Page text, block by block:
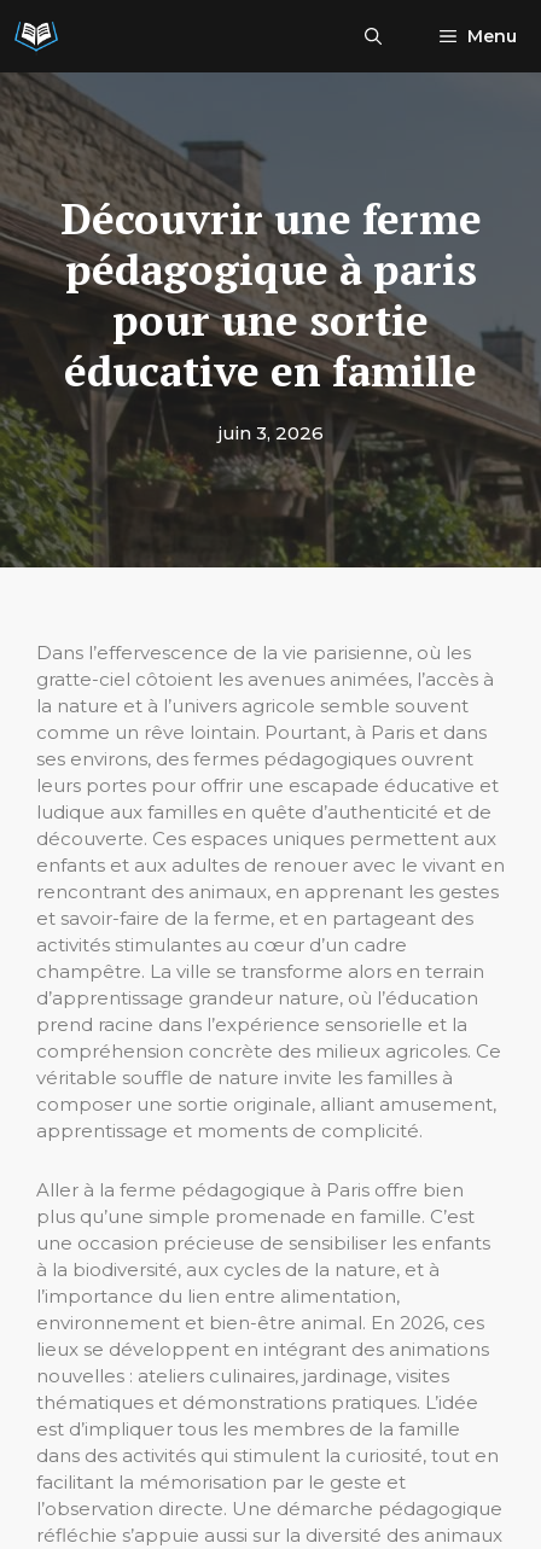
au
Menu
Découvrir une ferme
pédagogique à paris
pour une sortie
éducative en famille
juin 3, 2026
Dans l’effervescence de la vie parisienne, où les
gratte-ciel côtoient les avenues animées, l’accès à
la nature et à l’univers agricole semble souvent
comme un rêve lointain. Pourtant, à Paris et dans
ses environs, des fermes pédagogiques ouvrent
leurs portes pour offrir une escapade éducative et
ludique aux familles en quête d’authenticité et de
découverte. Ces espaces uniques permettent aux
enfants et aux adultes de renouer avec le vivant en
rencontrant des animaux, en apprenant les gestes
et savoir-faire de la ferme, et en partageant des
activités stimulantes au cœur d’un cadre
champêtre. La ville se transforme alors en terrain
d’apprentissage grandeur nature, où l’éducation
prend racine dans l’expérience sensorielle et la
compréhension concrète des milieux agricoles. Ce
véritable souffle de nature invite les familles à
composer une sortie originale, alliant amusement,
apprentissage et moments de complicité.
Aller à la ferme pédagogique à Paris offre bien
plus qu’une simple promenade en famille. C’est
une occasion précieuse de sensibiliser les enfants
à la biodiversité, aux cycles de la nature, et à
l’importance du lien entre alimentation,
environnement et bien-être animal. En 2026, ces
lieux se développent en intégrant des animations
nouvelles : ateliers culinaires, jardinage, visites
thématiques et démonstrations pratiques. L’idée
est d’impliquer tous les membres de la famille
dans des activités qui stimulent la curiosité, tout en
facilitant la mémorisation par le geste et
l’observation directe. Une démarche pédagogique
réfléchie s’appuie aussi sur la diversité des animaux